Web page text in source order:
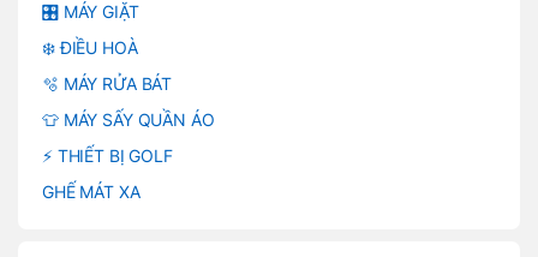
🎛️ MÁY GIẶT
❄️ ĐIỀU HOÀ
🫧 MÁY RỬA BÁT
👕 MÁY SẤY QUẦN ÁO
⚡ THIẾT BỊ GOLF
GHẾ MÁT XA